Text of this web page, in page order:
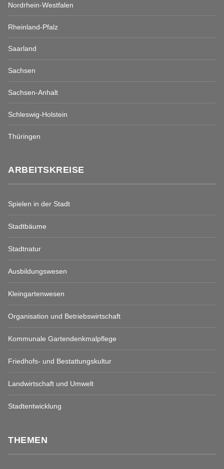
Nordrhein-Westfalen
Rheinland-Pfalz
Saarland
Sachsen
Sachsen-Anhalt
Schleswig-Holstein
Thüringen
ARBEITSKREISE
Spielen in der Stadt
Stadtbäume
Stadtnatur
Ausbildungswesen
Kleingartenwesen
Organisation und Betriebswirtschaft
Kommunale Gartendenkmalpflege
Friedhofs- und Bestattungskultur
Landwirtschaft und Umwelt
Stadtentwicklung
THEMEN